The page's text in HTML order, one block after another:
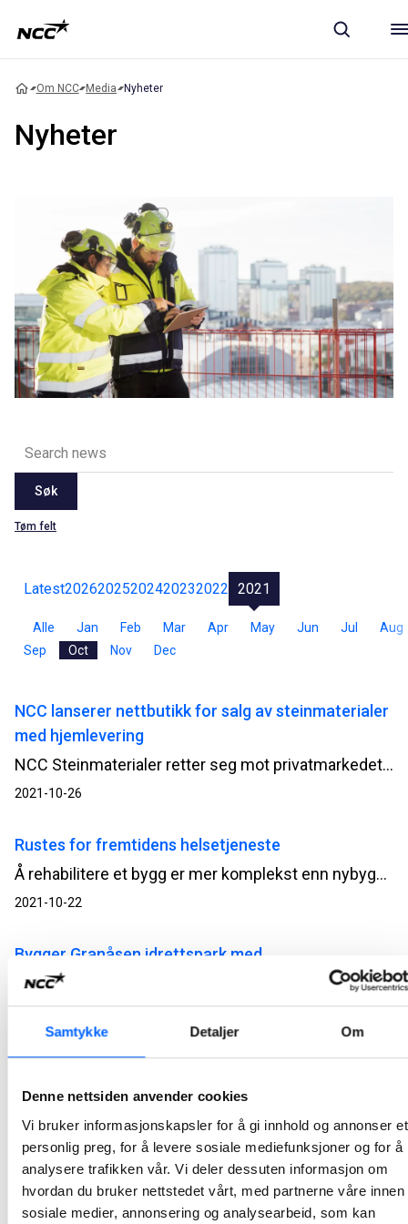
Samtykke Detaljer Om
Denne nettsiden anvender cookies
Vi bruker informasjonskapsler for å gi innhold og annonser et
personlig preg, for å levere sosiale mediefunksjoner og for å
analysere trafikken vår. Vi deler dessuten informasjon om
hvordan du bruker nettstedet vårt, med partnerne våre innen
sosiale medier, annonsering og analysearbeid, som kan
Om NCC Media Nyheter
Nyheter
Søk
Tøm felt
Latest20262025202420232022 2021
Alle Jan Feb Mar Apr May Jun Jul
Aug
Sep
Oct Nov Dec
NCC lanserer nettbutikk for salg av steinmaterialer
med hjemlevering
NCC Steinmaterialer retter seg mot privatmarkedet når de nå har lansert en web-butikk for salg av steinprodukter som grus, sand og jord.
2021-10-26
Rustes for fremtidens helsetjeneste
Å rehabilitere et bygg er mer komplekst enn nybygg, og med krav til erfaring både fra optimalisering av byggeløsninger og gjenbruk. NCCs pågående ombygging av Halden helsehus skal gi et bygg solid rustet for fremtidens helsetjeneste.
2021-10-22
Bygger Granåsen idrettspark med
spesialkompetanse
Å bygge hoppbakker og skiarena gjøres ikke hvert år hverken i Norge eller utland. NCC har derfor satt sammen omhyggelig utvalgte UE-er og spesialister som sikrer kvalitet hele veien når Trondheims hovedarena for vinteridrett nå oppgraderes.
2021-10-15
Stanser toget og anleggsmaskinene overtar
2021-10-14
NCCs kommentar til Statsbudsjett 2022